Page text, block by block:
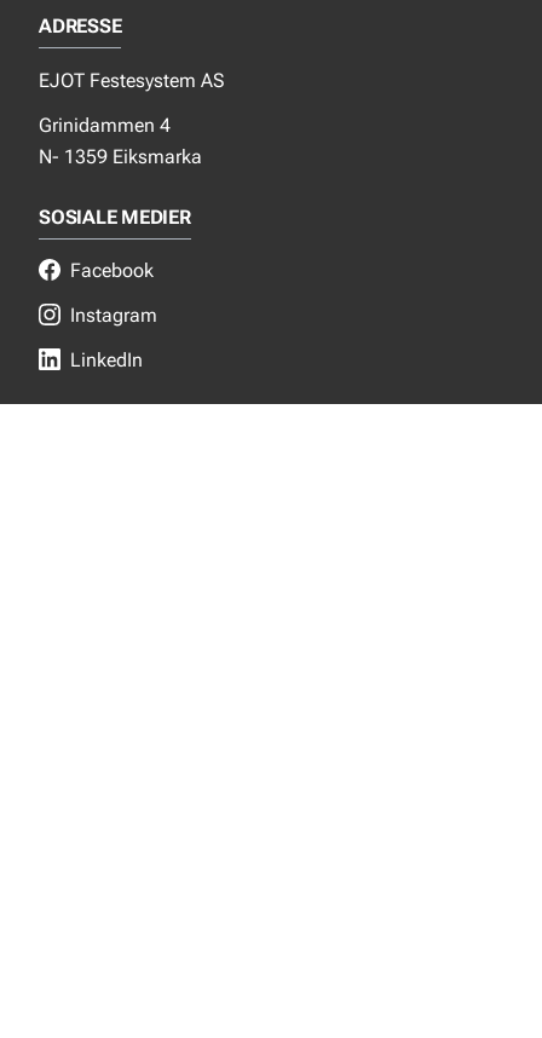
ADRESSE
EJOT Festesystem AS
Grinidammen 4
N- 1359 Eiksmarka
SOSIALE MEDIER
Facebook
Instagram
LinkedIn